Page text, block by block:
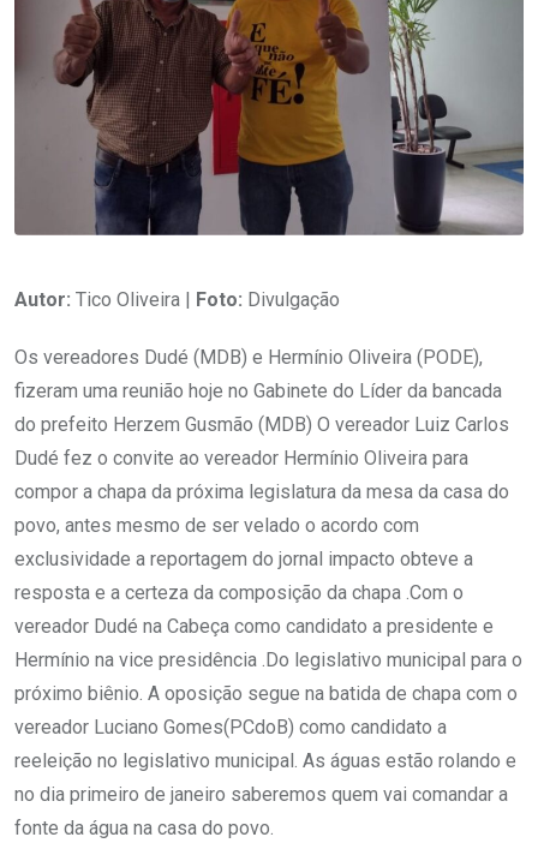
Autor: Tico Oliveira | Foto: Divulgação
Os vereadores Dudé (MDB) e Hermínio Oliveira (PODE),
fizeram uma reunião hoje no Gabinete do Líder da bancada
do prefeito Herzem Gusmão (MDB) O vereador Luiz Carlos
Dudé fez o convite ao vereador Hermínio Oliveira para
compor a chapa da próxima legislatura da mesa da casa do
povo, antes mesmo de ser velado o acordo com
exclusividade a reportagem do jornal impacto obteve a
resposta e a certeza da composição da chapa .Com o
vereador Dudé na Cabeça como candidato a presidente e
Hermínio na vice presidência .Do legislativo municipal para o
próximo biênio. A oposição segue na batida de chapa com o
vereador Luciano Gomes(PCdoB) como candidato a
reeleição no legislativo municipal. As águas estão rolando e
no dia primeiro de janeiro saberemos quem vai comandar a
fonte da água na casa do povo.